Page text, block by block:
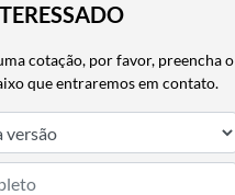
cotação, por favor, preencha o
que entraremos em contato.